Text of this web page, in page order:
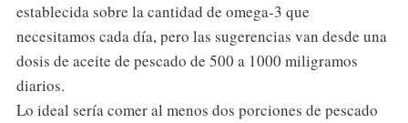
establecida sobre la cantidad de omega-3 que
necesitamos cada día, pero las sugerencias van desde una
dosis de aceite de pescado de 500 a 1000 miligramos
diarios.
Lo ideal sería comer al menos dos porciones de pescado